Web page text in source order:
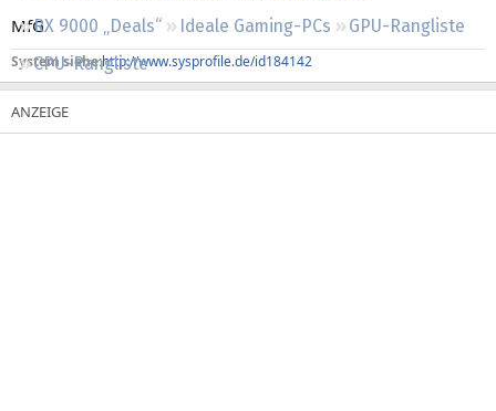
RX 9000 „Deals“
Ideale Gaming-PCs
GPU-Rangliste
CPU-Rangliste
MfG
System siehe:http://www.sysprofile.de/id184142